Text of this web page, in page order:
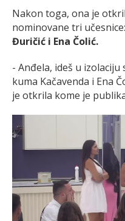
Nakon toga, ona je
nominovane tri učesnice:
Đuričić i Ena Čolić.
- Anđela, ideš u
kuma Kačavenda i Ena
je otkrila kome je